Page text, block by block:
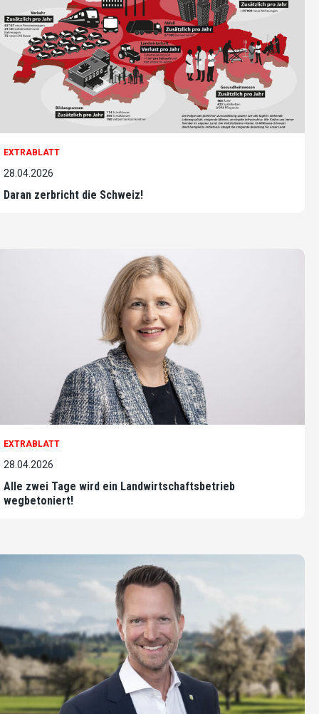
EXTRABLATT
28.04.2026
Daran zerbricht die Schweiz!
EXTRABLATT
28.04.2026
Alle zwei Tage wird ein Landwirtschaftsbetrieb
wegbetoniert!